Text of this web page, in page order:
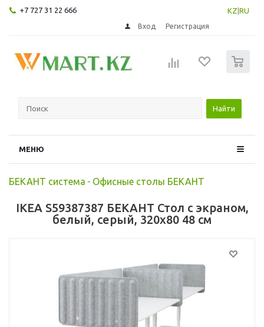
+7 727 31 22 666 KZ RU
Вход Регистрация
Найти
МЕНЮ
БЕКАНТ система - Офисные столы БЕКАНТ
IKEA S59387387 БЕКАНТ Стол с экраном,
белый, серый, 320x80 48 см